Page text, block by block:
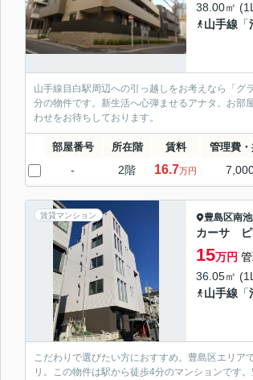
38.00㎡
山手線 「
山手線目白駅周辺への引っ越しをお考えなら「
分の物件です。新生活へ心弾ませるアナタ。お
わせをお待ちしております。
部屋番号 所在階 賃料 管理費
- 2階 16.7万円
賃貸マンション 豊島区南
カーサ ピ
15万円
36.05㎡
山手線 「
こだわりで選びたい方におすすめ。豊島区エリ
リ。この物件は駅から徒歩4分のマンションです